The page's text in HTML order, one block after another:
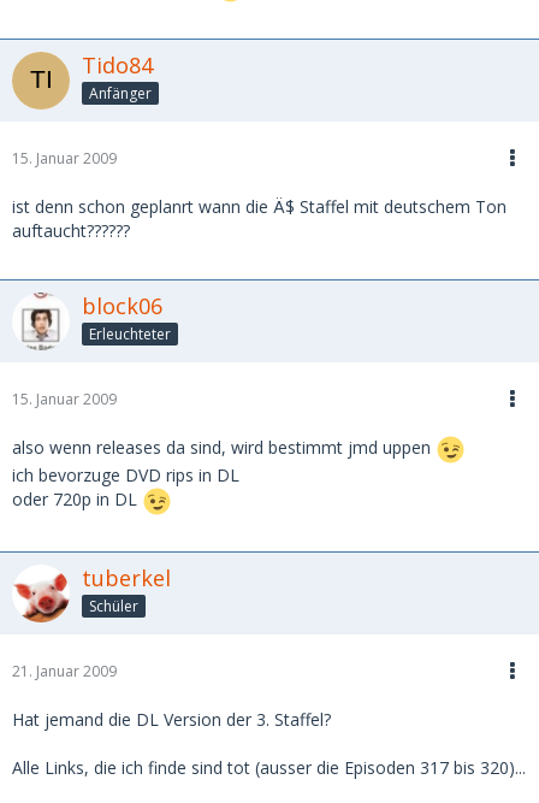
Tido84
Anfänger
15. Januar 2009
ist denn schon geplanrt wann die Ä$ Staffel mit deutschem Ton
auftaucht??????
block06
Erleuchteter
15. Januar 2009
also wenn releases da sind, wird bestimmt jmd uppen
ich bevorzuge DVD rips in DL
oder 720p in DL
tuberkel
Schüler
21. Januar 2009
Hat jemand die DL Version der 3. Staffel?
Alle Links, die ich finde sind tot (ausser die Episoden 317 bis 320)...